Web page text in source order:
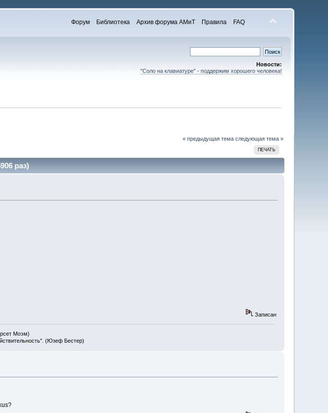
Форум Библиотека Архив форума АМиТ Правила FAQ
Новости:
"Соло на клавиатуре" - поддержим хорошего человека!
« предыдущая тема следующая тема »
ПЕЧАТЬ
раз)
Записан
Моэм)
(Юзеф Бестер)